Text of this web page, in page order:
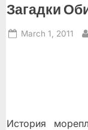
Загадки
Posted
March 1, 2011
История